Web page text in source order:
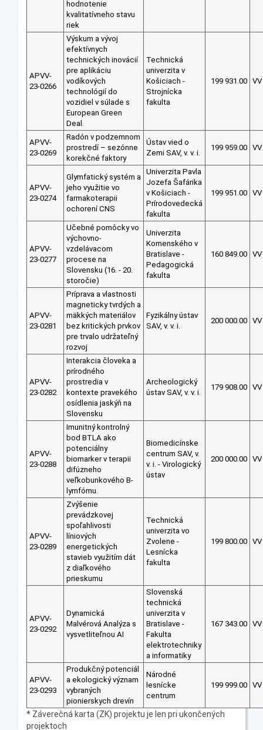
hodnotenie
kvalitatívneho stavu
riek
APVV-
23-0266
Výskum a vývoj
efektívnych
technických inovácií
pre aplikáciu
vodíkových
technológií do
vozidiel v súlade s
European Green
Deal.
Technická
univerzita v
Košiciach -
Strojnícka
fakulta
199 931.00
APVV-
23-0269
Radón v podzemnom
prostredí – sezónne
korekčné faktory
Ústav vied o
Zemi SAV, v. v. i.
199 959.00
APVV-
23-0274
Glymfatický systém a
jeho využitie vo
farmakoterapii
ochorení CNS
Univerzita Pavla
Jozefa Šafárika
v Košiciach -
Prírodovedecká
fakulta
199 951.00
APVV-
23-0277
Učebné pomôcky vo
výchovno-
vzdelávacom
procese na
Slovensku (16. - 20.
storočie)
Univerzita
Komenského v
Bratislave -
Pedagogická
fakulta
160 849.00
APVV-
23-0281
Príprava a vlastnosti
magneticky tvrdých a
mäkkých materiálov
bez kritických prvkov
pre trvalo udržateľný
rozvoj
Fyzikálny ústav
SAV, v. v. i.
200 000.00
APVV-
23-0282
Interakcia človeka a
prírodného
prostredia v
kontexte pravekého
osídlenia jaskýň na
Slovensku
Archeologický
ústav SAV, v. v. i.
179 908.00
APVV-
23-0288
Imunitný kontrolný
bod BTLA ako
potenciálny
biomarker v terapii
difúzneho
veľkobunkového B-
lymfómu.
Biomedicínske
centrum SAV, v.
v. i. - Virologický
ústav
200 000.00
APVV-
23-0289
Zvýšenie
prevádzkovej
spoľahlivosti
líniových
energetických
stavieb využitím dát
z diaľkového
prieskumu
Technická
univerzita vo
Zvolene -
Lesnícka
fakulta
199 800.00
APVV-
23-0292
Dynamická
Malvérová Analýza s
vysvetliteľnou AI
Slovenská
technická
univerzita v
Bratislave -
Fakulta
elektrotechniky
a informatiky
167 343.00
APVV-
23-0293
Produkčný potenciál
a ekologický význam
vybraných
pionierskych drevín
Národné
lesnícke
centrum
199 999.00
* Záverečná karta (ZK) projektu je len pri ukončených
projektoch